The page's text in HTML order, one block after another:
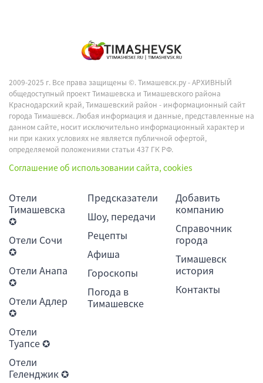
2009-2025 г. Все права защищены ©.Тимашевск.ру - АРХИВНЫЙ
общедоступный проект Тимашевска и Тимашевского района
Краснодарский край, Тимашевский район - информационный сайт
города Тимашевск. Любая информация и данные, представленные на
данном сайте, носит исключительно информационный характер и
ни при каких условиях не является публичной офертой,
определяемой положениями статьи 437 ГК РФ.
Соглашение об использовании сайта, cookies
Отели
Тимашевска
✪
Отели Сочи
✪
Отели Анапа
✪
Отели Адлер
✪
Отели
Туапсе ✪
Отели
Геленджик ✪
Предсказатели
Шоу, передачи
Рецепты
Афиша
Гороскопы
Погода в
Тимашевске
Добавить
компанию
Справочник
города
Тимашевск
история
Контакты